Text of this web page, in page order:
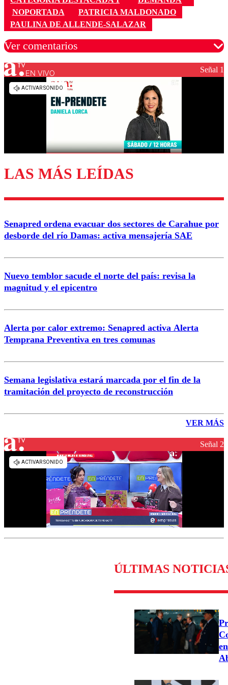
NOPORTADA
PATRICIA MALDONADO
PAULINA DE ALLENDE-SALAZAR
Ver comentarios
Los comentarios son moderados para garantizar un
diálogo respetuoso.
Enviar comentario
EN VIVO Señal 1
LAS MÁS LEÍDAS
Senapred ordena evacuar dos sectores de Carahue por
desborde del río Damas: activa mensajería SAE
Nuevo temblor sacude el norte del país: revisa la
magnitud y el epicentro
Alerta por calor extremo: Senapred activa Alerta
Temprana Preventiva en tres comunas
Semana legislativa estará marcada por el fin de la
tramitación del proyecto de reconstrucción
VER MÁS
Señal 2
ÚLTIMAS